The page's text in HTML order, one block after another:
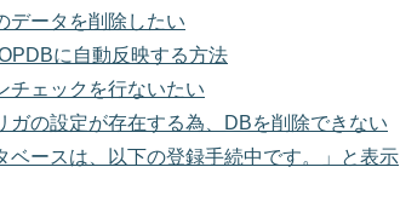
データを削除したい
に自動反映する方法
チェックを行ないたい
ガの設定が存在する為、DBを削除できない
ベースは、以下の登録手続中です。」と表示